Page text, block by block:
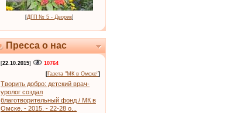
[ДГП № 5 - Дворик]
Пресса о нас
[22.10.2015]
10764
[Газета "МК в Омске"]
Творить добро: детский врач-
уролог создал
благотворительный фонд / МК в
Омске. - 2015. - 22-28 о...